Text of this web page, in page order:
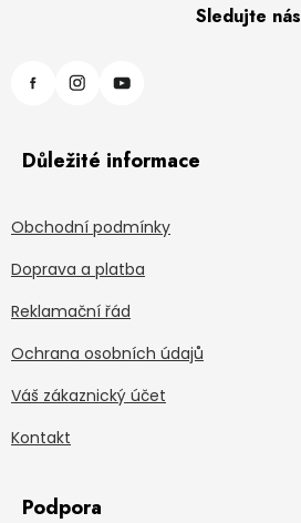
Sledujte nás
Důležité informace
Obchodní podmínky
Doprava a platba
Reklamační řád
Ochrana osobních údajů
Váš zákaznický účet
Kontakt
Podpora